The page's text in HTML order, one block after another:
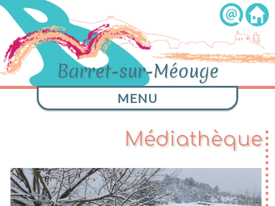
Barret-sur-Méouge
MENU
Médiathèque